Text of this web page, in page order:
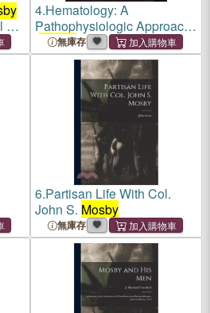
go
4.Hematology: A
Pathophysiologic Approach
MosbyPhysiology Series)
無庫存
6.Partisan Life With Col.
John S. Mosby
無庫存